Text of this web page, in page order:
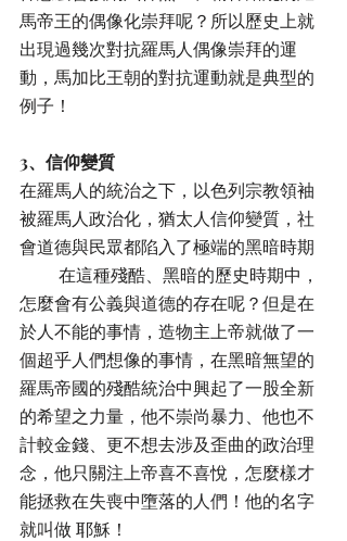
馬帝王的偶像化崇拜呢？所以歷史上就
出現過幾次對抗羅馬人偶像崇拜的運
動，馬加比王朝的對抗運動就是典型的
例子！
3、信仰變質
在羅馬人的統治之下，以色列宗教領袖
被羅馬人政治化，猶太人信仰變質，社
會道德與民眾都陷入了極端的黑暗時期
怎麼會有公義與道德的存在呢？但是在
於人不能的事情，造物主上帝就做了一
個超乎人們想像的事情，在黑暗無望的
羅馬帝國的殘酷統治中興起了一股全新
的希望之力量，他不崇尚暴力、他也不
計較金錢、更不想去涉及歪曲的政治理
念，他只關注上帝喜不喜悅，怎麼樣才
能拯救在失喪中墮落的人們！他的名字
就叫做 耶穌！